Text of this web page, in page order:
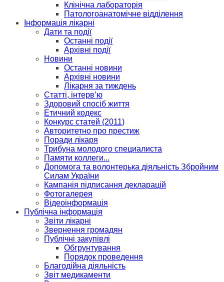
Клінічна лабораторія
Патологоанатомічне відділення
Інформація лікарні
Дати та події
Останні події
Архівні події
Новини
Останні новини
Архівні новини
Лікарня за тиждень
Статті, інтерв’ю
Здоровий спосіб життя
Етичний кодекс
Конкурс статей (2011)
Авторитетно про престиж
Поради лікаря
Трибуна молодого специалиста
Памяти коллеги...
Допомога та волонтерька діяльність Збройним
Силам України
Кампанія підписання декларацій
Фотогалерея
Відеоінформація
Публічна інформація
Звіти лікарні
Звернення громадян
Публічні закупівлі
Обгрунтування
Порядок проведення
Благодійна діяльність
Звіт медикаменти